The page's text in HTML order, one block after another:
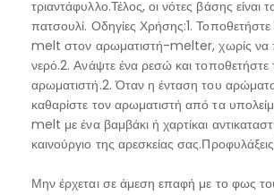
τριαντάφυλλο.Τέλος, οι νότες βάσης είναι
πατσουλί. Οδηγίες Χρήσης:1.
melt στον αρωματιστή-melter, χωρίς να
νερό.2. Ανάψτε ένα ρεσώ και
αρωματιστή.2. Όταν η ένταση του
καθαρίστε τον αρωματιστή από τα
melt με ένα βαμβάκι ή χαρτίκαι
καινούργιο της αρεσκείας
Μην έρχεται σε άμεση επαφή με το φως